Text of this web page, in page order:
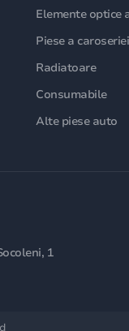
Elemente optice
Piese a caroseriei
Radiatoare
Consumabile
Alte piese auto
1